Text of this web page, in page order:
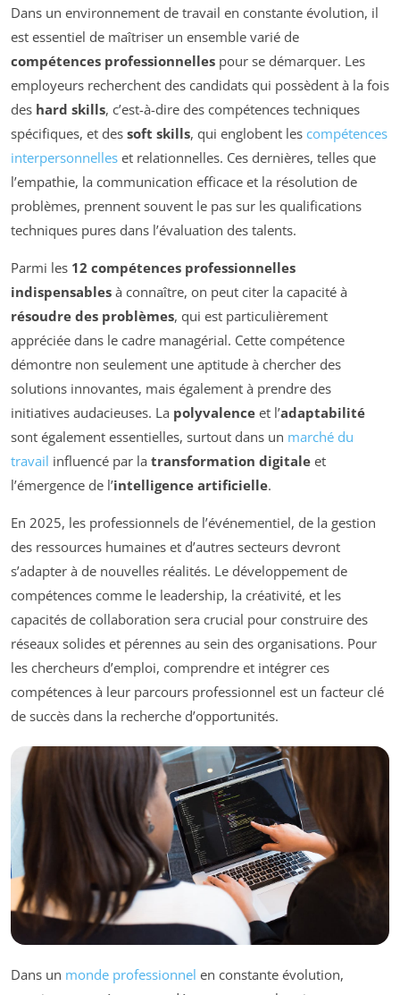
Dans un environnement de travail en constante évolution, il
est essentiel de maîtriser un ensemble varié de
compétences professionnelles pour se démarquer. Les
employeurs recherchent des candidats qui possèdent à la fois
des hard skills, c’est-à-dire des compétences techniques
spécifiques, et des soft skills, qui englobent les compétences
interpersonnelles et relationnelles. Ces dernières, telles que
l’empathie, la communication efficace et la résolution de
problèmes, prennent souvent le pas sur les qualifications
techniques pures dans l’évaluation des talents.
Parmi les 12 compétences professionnelles
indispensables à connaître, on peut citer la capacité à
résoudre des problèmes, qui est particulièrement
appréciée dans le cadre managérial. Cette compétence
démontre non seulement une aptitude à chercher des
solutions innovantes, mais également à prendre des
initiatives audacieuses. La polyvalence et l’adaptabilité
sont également essentielles, surtout dans un marché du
travail influencé par la transformation digitale et
l’émergence de l’intelligence artificielle.
En 2025, les professionnels de l’événementiel, de la gestion
des ressources humaines et d’autres secteurs devront
s’adapter à de nouvelles réalités. Le développement de
compétences comme le leadership, la créativité, et les
capacités de collaboration sera crucial pour construire des
réseaux solides et pérennes au sein des organisations. Pour
les chercheurs d’emploi, comprendre et intégrer ces
compétences à leur parcours professionnel est un facteur clé
de succès dans la recherche d’opportunités.
Dans un monde professionnel en constante évolution,